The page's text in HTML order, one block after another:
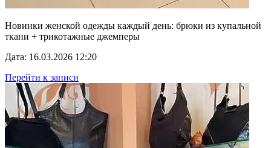
Новинки женской одежды каждый день: брюки из купальной
ткани + трикотажные джемперы
Дата: 16.03.2026 12:20
Перейти к записи